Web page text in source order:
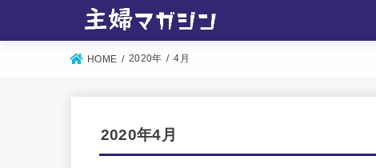
HOME 2020年 4月
2020年4月